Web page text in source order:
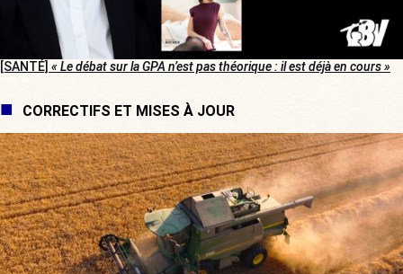
[SANTÉ] « Le débat sur la GPA n’est pas théorique : il est déjà en cours »
CORRECTIFS ET MISES À JOUR